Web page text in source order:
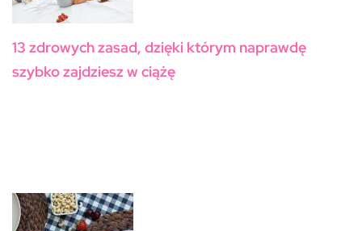
13 zdrowych zasad, dzięki którym naprawdę
szybko zajdziesz w ciążę